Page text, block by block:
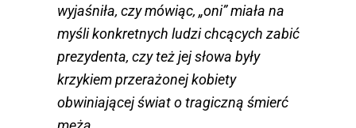
wyjaśniła, czy mówiąc, „oni” miała na
myśli konkretnych ludzi chcących zabić
prezydenta, czy też jej słowa były
krzykiem przerażonej kobiety
obwiniającej świat o tragiczną śmierć